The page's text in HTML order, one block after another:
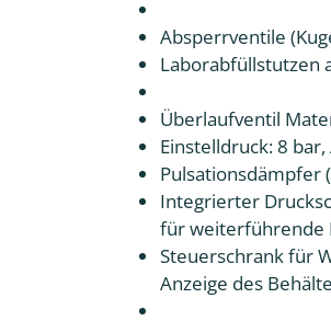
Absperrventile
Laborabfüllstutzen
Überlaufventil
Einstelldruck: 8
Pulsationsdämpfer
Integrierter
für weiterführende
Steuerschrank für
Anzeige des